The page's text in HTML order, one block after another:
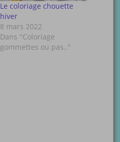
Le coloriage chouette
hiver
8 mars 2022
Dans "Coloriage
gommettes ou pas.."